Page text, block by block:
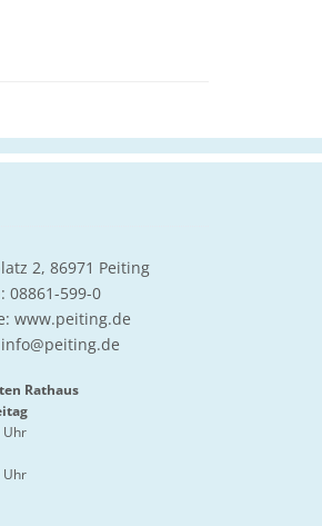
2, 86971 Peiting
08861-599-0
www.peiting.de
info@peiting.de
Rathaus
Uhr
Uhr